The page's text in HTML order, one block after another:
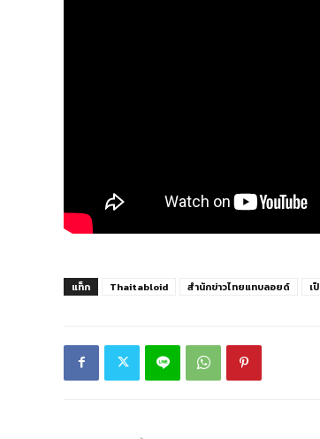
แท็ก Thaitabloid สำนักข่าวไทยแทบลอยด์ เ